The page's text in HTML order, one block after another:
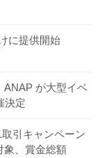
に提供開始
ANAP が大型イベ
決定
引キャンペーン
象、賞金総額